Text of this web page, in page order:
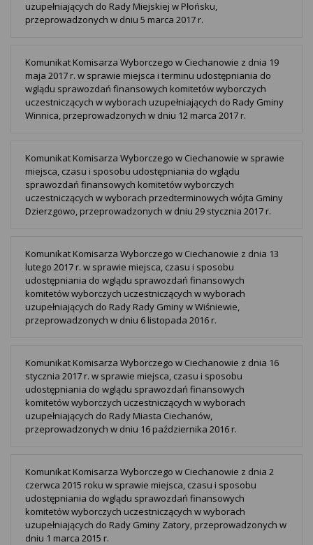
uzupełniających do Rady Miejskiej w Płońsku,
przeprowadzonych w dniu 5 marca 2017 r.
Komunikat Komisarza Wyborczego w Ciechanowie z dnia 19
maja 2017 r. w sprawie miejsca i terminu udostępniania do
wglądu sprawozdań finansowych komitetów wyborczych
uczestniczących w wyborach uzupełniających do Rady Gminy
Winnica, przeprowadzonych w dniu 12 marca 2017 r.
Komunikat Komisarza Wyborczego w Ciechanowie w sprawie
miejsca, czasu i sposobu udostępniania do wglądu
sprawozdań finansowych komitetów wyborczych
uczestniczących w wyborach przedterminowych wójta Gminy
Dzierzgowo, przeprowadzonych w dniu 29 stycznia 2017 r.
Komunikat Komisarza Wyborczego w Ciechanowie z dnia 13
lutego 2017 r. w sprawie miejsca, czasu i sposobu
udostępniania do wglądu sprawozdań finansowych
komitetów wyborczych uczestniczących w wyborach
uzupełniających do Rady Rady Gminy w Wiśniewie,
przeprowadzonych w dniu 6 listopada 2016 r.
Komunikat Komisarza Wyborczego w Ciechanowie z dnia 16
stycznia 2017 r. w sprawie miejsca, czasu i sposobu
udostępniania do wglądu sprawozdań finansowych
komitetów wyborczych uczestniczących w wyborach
uzupełniających do Rady Miasta Ciechanów,
przeprowadzonych w dniu 16 października 2016 r.
Komunikat Komisarza Wyborczego w Ciechanowie z dnia 2
czerwca 2015 roku w sprawie miejsca, czasu i sposobu
udostępniania do wglądu sprawozdań finansowych
komitetów wyborczych uczestniczących w wyborach
uzupełniających do Rady Gminy Zatory, przeprowadzonych w
dniu 1 marca 2015 r.